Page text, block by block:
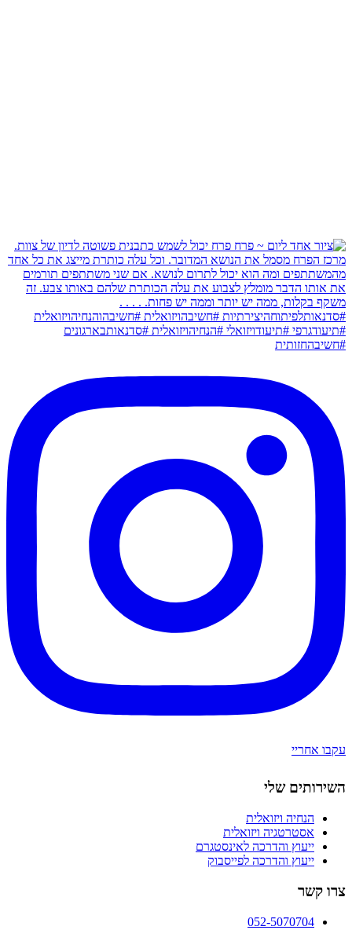
עקבו אחריי
השירותים שלי
הנחיה ויזואלית
אסטרטגיה ויזואלית
ייעוץ והדרכה לאינסטגרם
ייעוץ והדרכה לפייסבוק
צרו קשר
052-5070704